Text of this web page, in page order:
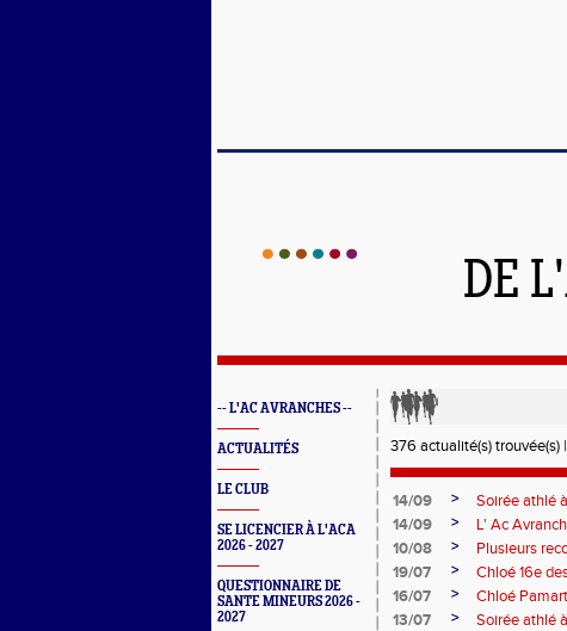
DE
-- L'AC AVRANCHES --
ACTUALITÉS
LE CLUB
SE LICENCIER À L'ACA
2026 - 2027
QUESTIONNAIRE DE
SANTE MINEURS 2026 -
2027
376 actualité(s) trouvée(s)
14/09 >
Soirée athlé
14/09
>
L' Ac
10/08
>
Plusieurs
19/07
>
Chloé 16e
16/07
>
Chloé
13/07
>
Soirée athlé